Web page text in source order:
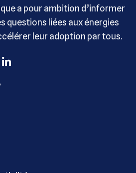
a pour ambition d’informer
questions liées aux énergies
leur adoption par tous.
Linkedin